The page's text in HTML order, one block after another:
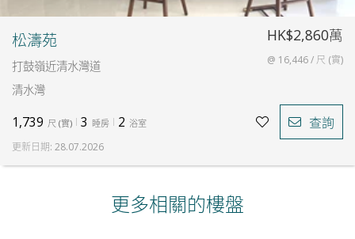
松濤苑
打鼓嶺近清水灣道
清水灣
HK$2,860萬
@ 16,446 / 尺 (實)
1,739 尺 (實) 3 睡房 2 浴室 查詢
更新日期: 28.07.2026
更多相關的樓盤